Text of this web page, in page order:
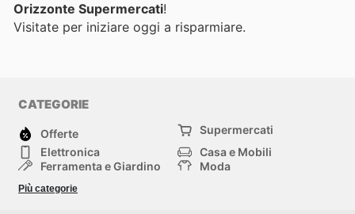
Orizzonte Supermercati!
Visitate per iniziare oggi a risparmiare.
CATEGORIE
Offerte
Supermercati
Elettronica
Casa e Mobili
Ferramenta e Giardino
Moda
Bambini e Neonati
Più categorie